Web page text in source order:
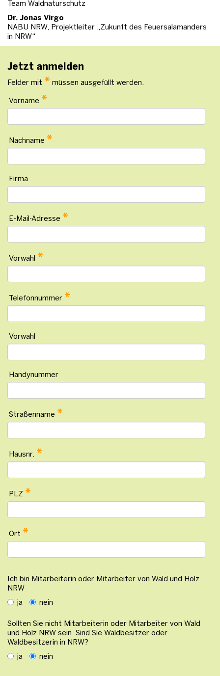
Team Waldnaturschutz
Dr. Jonas Virgo
NABU NRW, Projektleiter „Zukunft des Feuersalamanders
in NRW“
Jetzt anmelden
Felder mit * müssen ausgefüllt werden.
Vorname *
Nachname *
Firma
E-Mail-Adresse *
Vorwahl *
Telefonnummer *
Vorwahl
Handynummer
Straßenname *
Hausnr. *
PLZ *
Ort *
Ich bin Mitarbeiterin oder Mitarbeiter von Wald und Holz
NRW
ja
nein
Sollten Sie nicht Mitarbeiterin oder Mitarbeiter von Wald
und Holz NRW sein. Sind Sie Waldbesitzer oder
Waldbesitzerin in NRW?
ja
nein